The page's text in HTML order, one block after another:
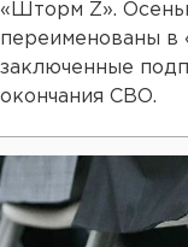
«Шторм Z».
переименованы в
заключенные
окончания СВО.